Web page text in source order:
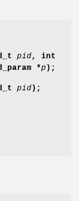
pid, int
*p );
pid);